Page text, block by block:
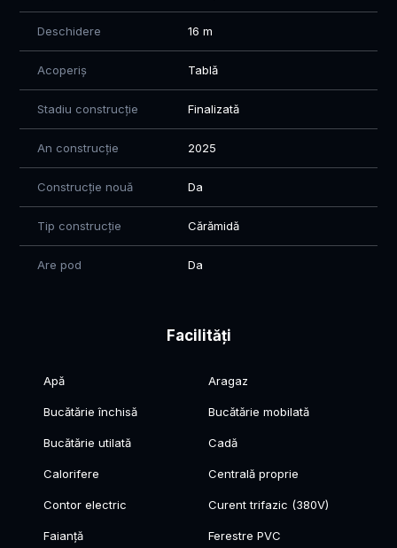
Deschidere 16 m
Acoperiș Tablă
Stadiu construcție Finalizată
An construcție 2025
Construcție nouă Da
Tip construcție Cărămidă
Are pod Da
Facilități
Apă Aragaz
Bucătărie închisă Bucătărie mobilată
Bucătărie utilată Cadă
Calorifere Centrală proprie
Contor electric Curent trifazic (380V)
Faianță Ferestre PVC